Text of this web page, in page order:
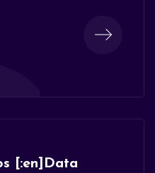
[:en]Data